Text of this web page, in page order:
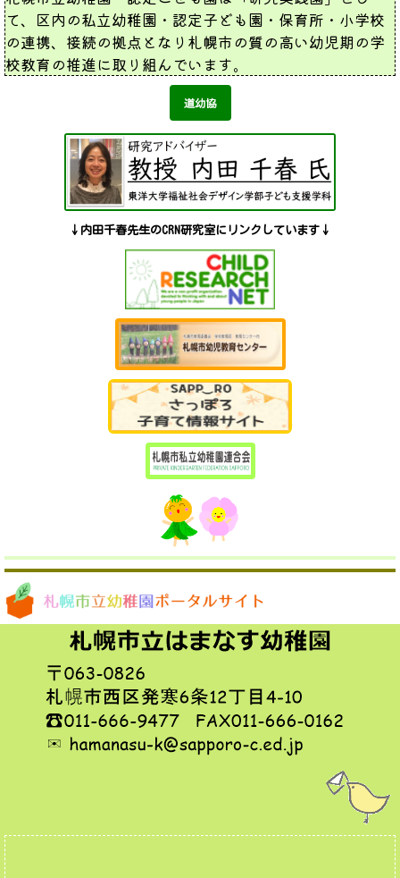
て、区内の私立幼稚園・認定子ども園・保育所・小学校
の連携、接続の拠点となり札幌市の質の高い幼児期の学
校教育の推進に取り組んでいます。
↓内田千春先生のCRN研究室にリンクしています ↓